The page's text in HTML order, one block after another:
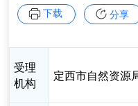
下载 分享
受理
机构
定西市自然资源